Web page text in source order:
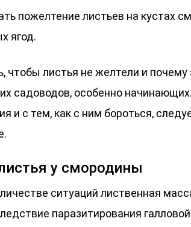
пожелтение листьев на кустах
ягод.
чтобы листья не желтели и почему
садоводов, особенно
и с тем, как с ним бороться,
у смородины
ситуаций лиственная
паразитирования